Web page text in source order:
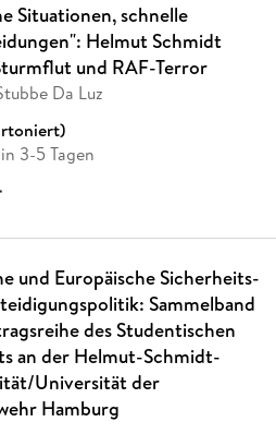
Situationen, schnelle
Helmut Schmidt
und RAF-Terror
Da Luz
3-5 Tagen
*
und Europäische Sicherheits-
Sammelband
des Studentischen
an der Helmut-Schmidt-
Universität der
Hamburg